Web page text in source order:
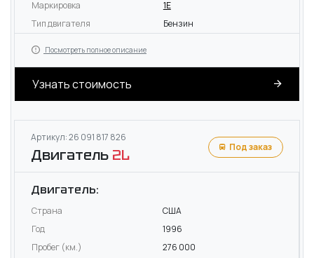
Маркировка
1E
Тип двигателя
Бензин
Посмотреть полное описание
Узнать стоимость
Артикул: 26 091 817 826
Двигатель 2L Под заказ
Двигатель:
Страна
США
Год
1996
Пробег (км.)
276 000